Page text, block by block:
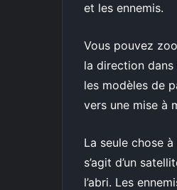
et les ennemis.
Vous pouvez
la direction
les modèles de
vers une mise à
La seule chose
s’agit d’un
l’abri. Les